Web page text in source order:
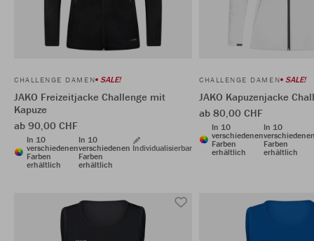
CHALLENGE DAMEN SALE!
JAKO Freizeitjacke Challenge mit
Kapuze
ab 90,00 CHF
In 10
verschiedenen
Farben
erhältlich
In 10
verschiedenen
Farben
erhältlich
Individualisierbar
CHALLENGE DAMEN SALE!
JAKO Kapuzenjacke
ab 80,00 CHF
In 10
verschiedenen
Farben
erhältlich
In 10
Farben
erhältlich